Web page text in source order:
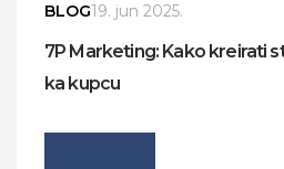
BLOG19. jun 2025.
7P Marketing: Kako kreirati
ka kupcu